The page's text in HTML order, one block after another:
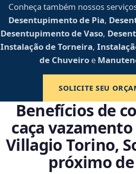
Conheça também nossos
Desentupimento de Pia,
Desentupimento de Vaso,
Instalação de Torneira,
de Chuveiro e
SOLICITE SEU
Benefícios de
caça
Villagio Torino,
próximo